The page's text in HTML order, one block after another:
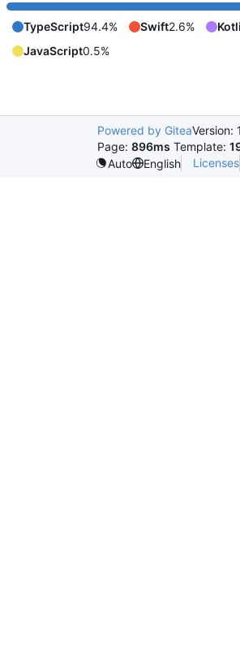
TypeScript94.4% Swift2.6%
JavaScript0.5%
Powered by GiteaVersion:
Page: 896ms Template:
Auto
English Licenses